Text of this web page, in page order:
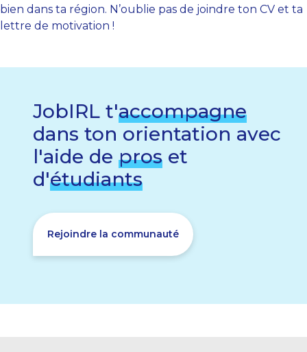
bien dans ta région. N’oublie pas de joindre ton CV et ta
lettre de motivation !
JobIRL t'accompagne
dans ton orientation avec
l'aide de pros et
d'étudiants
Rejoindre la communauté